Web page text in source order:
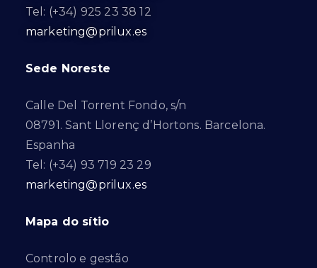
Tel: (+34) 925 23 38 12
marketing@prilux.es
Sede Noreste
Calle Del Torrent Fondo, s/n
08791. Sant Llorenç d’Hortons. Barcelona.
Espanha
Tel: (+34) 93 719 23 29
marketing@prilux.es
Mapa do sítio
Controlo e gestão